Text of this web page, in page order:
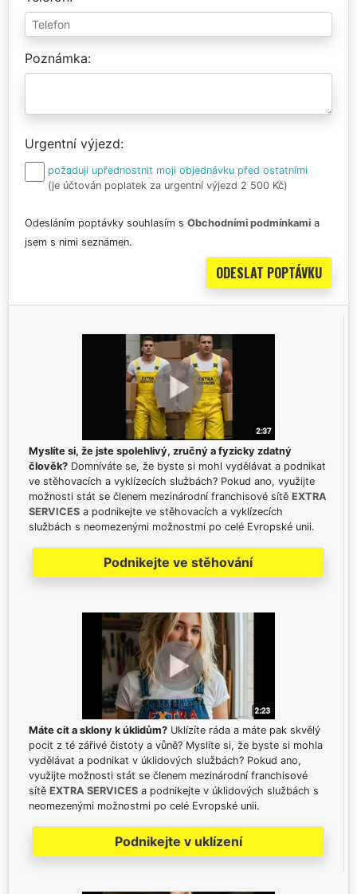
Poznámka
Urgentní výjezd
požaduji upřednostnit moji objednávku před ostatními
(je účtován poplatek za urgentní výjezd 2 500 Kč)
Odesláním poptávky souhlasím s Obchodními podmínkami a
jsem s nimi seznámen.
Myslíte si, že jste spolehlivý, zručný a fyzicky zdatný
člověk? Domníváte se, že byste si mohl vydělávat a podnikat
ve stěhovacích a vyklízecích službách? Pokud ano, využijte
možnosti stát se členem mezinárodní franchisové sítě EXTRA
SERVICES a podnikejte ve stěhovacích a vyklízecích
službách s neomezenými možnostmi po celé Evropské unii.
Podnikejte ve stěhování
Máte cit a sklony k úklidům? Uklízíte ráda a máte pak skvělý
pocit z té zářivé čistoty a vůně? Myslíte si, že byste si mohla
vydělávat a podnikat v úklidových službách? Pokud ano,
využijte možnosti stát se členem mezinárodní franchisové
sítě EXTRA SERVICES a podnikejte v úklidových službách s
neomezenými možnostmi po celé Evropské unii.
Podnikejte v uklízení